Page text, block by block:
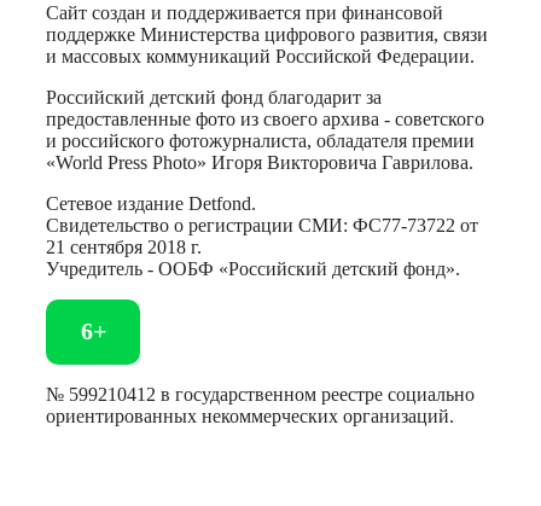
Сайт создан и поддерживается при финансовой
поддержке Министерства цифрового развития, связи
и массовых коммуникаций Российской Федерации.
Российский детский фонд благодарит за
предоставленные фото из своего архива - советского
и российского фотожурналиста, обладателя премии
«World Press Photo» Игоря Викторовича Гаврилова.
Сетевое издание Detfond.
Свидетельство о регистрации СМИ: ФС77-73722 от
21 сентября 2018 г.
Учредитель - ООБФ «Российский детский фонд».
6+
№ 599210412 в государственном реестре социально
ориентированных некоммерческих организаций.